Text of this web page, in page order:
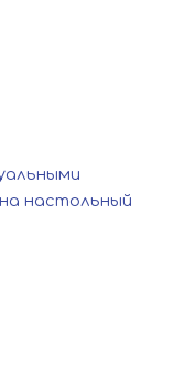
настольный